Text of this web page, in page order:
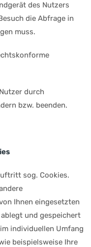
des Nutzers
die Abfrage in
muss.
durch
bzw. beenden.
sog. Cookies.
Ihnen eingesetzten
und gespeichert
individuellen Umfang
beispielsweise Ihre